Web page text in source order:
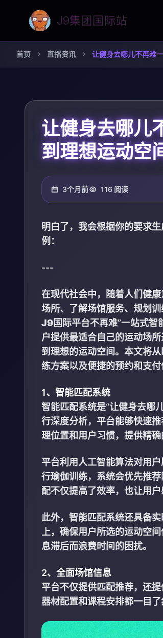
首页 直播资讯 让健身去哪儿不再难
让健身去哪儿
到理想运动空
3个月前 116 阅读
明白了，我会根据你的要求
例：
---
在现代社会中，随着人们健
场所、了解场馆服务、规划
J9国际平台不再难”一站式智
户提供最适合自己的运动场
到理想的运动空间。本文将
练方案以及便捷的预约和支
1、智能匹配系统
智能匹配系统是“让健身去哪
行深度分析，平台能够快速
理位置和用户习惯，提供精确
平台利用人工智能算法对用
行瑜伽训练，系统会优先推
配不仅提高了效率，也让用户
此外，智能匹配系统还具备
上，确保用户所选的运动空
息滞后而浪费时间的困扰。
2、全面场馆信息
平台不仅提供匹配推荐，还
器材配置和课程安排都一目